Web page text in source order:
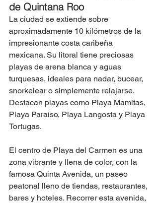
de Quintana Roo
La ciudad se extiende sobre
aproximadamente 10 kilómetros de la
impresionante costa caribeña
mexicana. Su litoral tiene preciosas
playas de arena blanca y aguas
turquesas, ideales para nadar, bucear,
snorkelear o simplemente relajarse.
Destacan playas como Playa Mamitas,
Playa Paraíso, Playa Langosta y Playa
Tortugas.
El centro de Playa del Carmen es una
zona vibrante y llena de color, con la
famosa Quinta Avenida, un paseo
peatonal lleno de tiendas, restaurantes,
bares y hoteles. Recorrer esta avenida,